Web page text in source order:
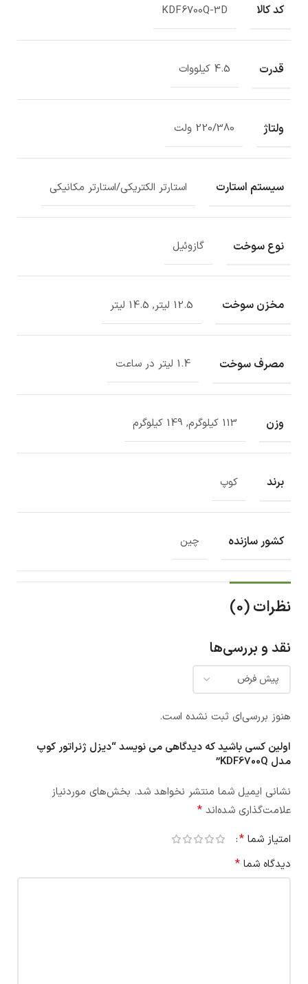
کد کالا KDF6700Q-3D
قدرت 4.5 کیلووات
ولتاژ 220/380 ولت
سیستم استارت استارتر الکتریکی/استارتر مکانیکی
نوع سوخت گازوئیل
مخزن سوخت 12.5 لیتر, 14.5 لیتر
مصرف سوخت 1.4 لیتر در ساعت
وزن 113 کیلوگرم, 149 کیلوگرم
برند کوپ
کشور سازنده چین
نظرات (0)
نقد و بررسی‌ها
هنوز بررسی‌ای ثبت نشده است.
اولین کسی باشید که دیدگاهی می نویسد “دیزل ژنراتور کوپ
مدل KDF6700Q”
نشانی ایمیل شما منتشر نخواهد شد. بخش‌های موردنیاز
علامت‌گذاری شده‌اند *
امتیاز شما *
دیدگاه شما *